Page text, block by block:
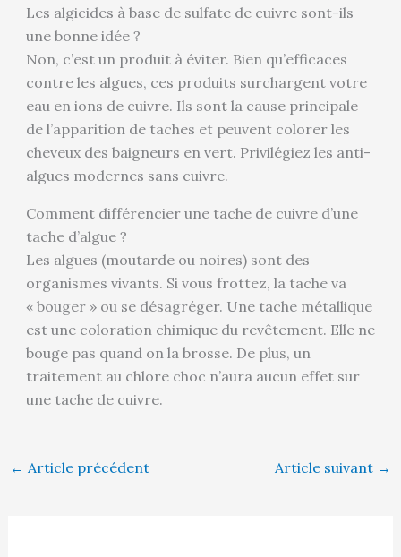
Les algicides à base de sulfate de cuivre sont-ils
une bonne idée ?
Non, c’est un produit à éviter. Bien qu’efficaces
contre les algues, ces produits surchargent votre
eau en ions de cuivre. Ils sont la cause principale
de l’apparition de taches et peuvent colorer les
cheveux des baigneurs en vert. Privilégiez les anti-
algues modernes sans cuivre.
Comment différencier une tache de cuivre d’une
tache d’algue ?
Les algues (moutarde ou noires) sont des
organismes vivants. Si vous frottez, la tache va
« bouger » ou se désagréger. Une tache métallique
est une coloration chimique du revêtement. Elle ne
bouge pas quand on la brosse. De plus, un
traitement au chlore choc n’aura aucun effet sur
une tache de cuivre.
← Article précédent Article suivant →